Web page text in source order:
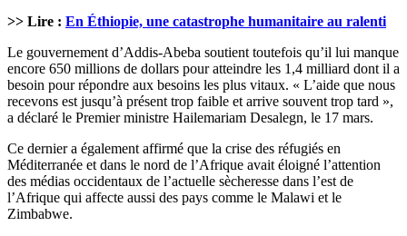
>> Lire : En Éthiopie, une catastrophe humanitaire au ralenti
Le gouvernement d’Addis-Abeba soutient toutefois qu’il lui manque
encore 650 millions de dollars pour atteindre les 1,4 milliard dont il a
besoin pour répondre aux besoins les plus vitaux. « L’aide que nous
recevons est jusqu’à présent trop faible et arrive souvent trop tard »,
a déclaré le Premier ministre Hailemariam Desalegn, le 17 mars.
Ce dernier a également affirmé que la crise des réfugiés en
Méditerranée et dans le nord de l’Afrique avait éloigné l’attention
des médias occidentaux de l’actuelle sècheresse dans l’est de
l’Afrique qui affecte aussi des pays comme le Malawi et le
Zimbabwe.